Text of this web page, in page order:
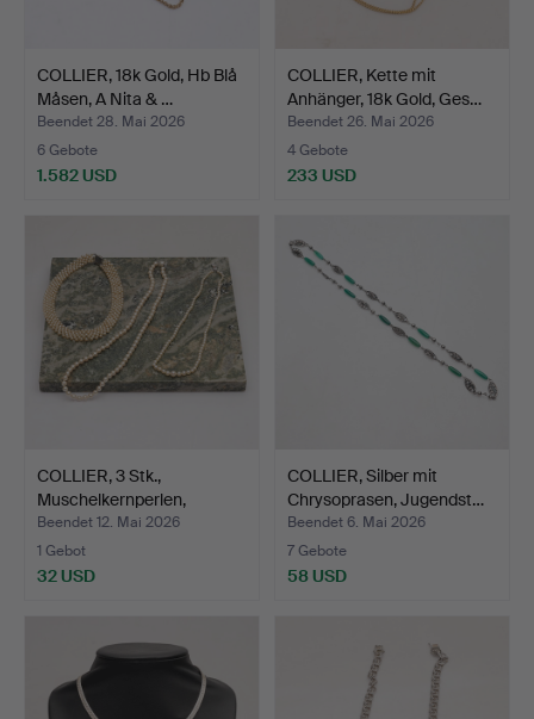
COLLIER, 18k Gold, Hb Blå
Måsen, A Nita & …
Beendet 28. Mai 2026
6 Gebote
1.582 USD
COLLIER, Kette mit
Anhänger, 18k Gold, Ges…
Beendet 26. Mai 2026
4 Gebote
233 USD
COLLIER, 3 Stk.,
Muschelkernperlen,
zweite…
Beendet 12. Mai 2026
1 Gebot
32 USD
COLLIER, Silber mit
Chrysoprasen, Jugendst…
Beendet 6. Mai 2026
7 Gebote
58 USD